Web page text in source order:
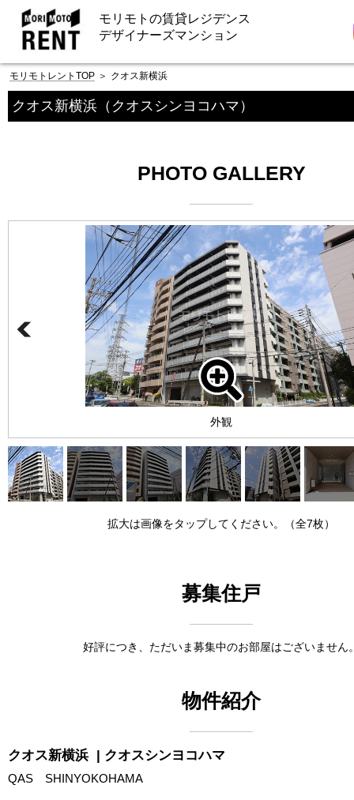
モリモトの賃貸レジデンス
デザイナーズマンション
モリモトレントTOP ＞ クオス新横浜
クオス新横浜 （クオスシンヨコハマ）
PHOTO GALLERY
外観
拡大は画像をタップしてください。（全7枚）
募集住戸
好評につき、ただいま募集中のお部屋はございません
物件紹介
クオス新横浜 | クオスシンヨコハマ
QAS SHINYOKOHAMA